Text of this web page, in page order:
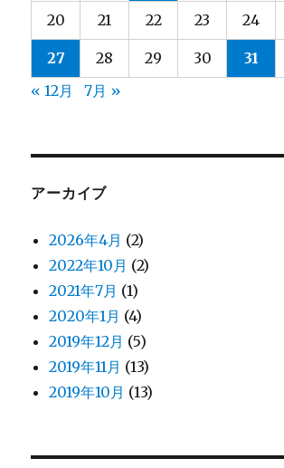
20 21 22 23 24
27 28 29 30
31
« 12月
7月 »
アーカイブ
2026年4月 (2)
2022年10月 (2)
2021年7月 (1)
2020年1月 (4)
2019年12月 (5)
2019年11月 (13)
2019年10月 (13)